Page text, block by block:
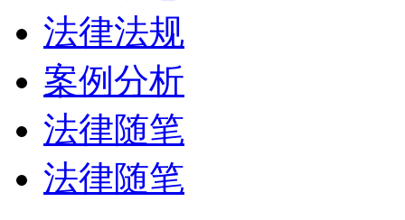
法律法规
案例分析
法律随笔
法律随笔